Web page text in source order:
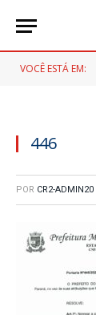
VOCÊ ESTÁ EM:
446
POR CR2-ADMIN20